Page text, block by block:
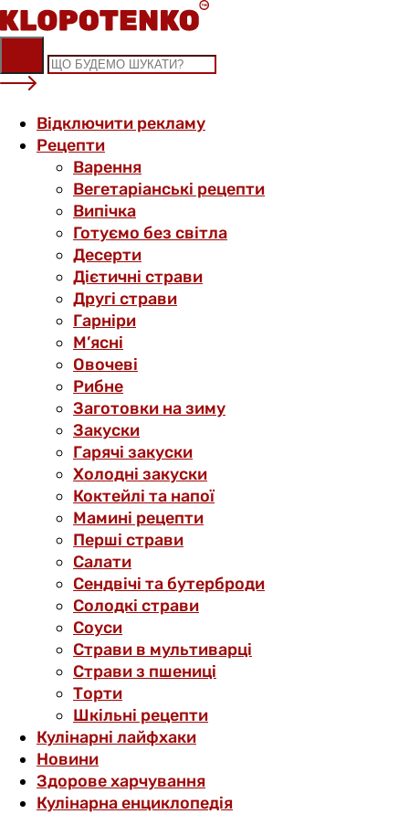
Skip
to
content
Відключити рекламу
Рецепти
Варення
Вегетаріанські рецепти
Випічка
Готуємо без світла
Десерти
Дієтичні страви
Другі страви
Гарніри
М’ясні
Овочеві
Рибне
Заготовки на зиму
Закуски
Гарячі закуски
Холодні закуски
Коктейлі та напої
Мамині рецепти
Перші страви
Салати
Сендвічі та бутерброди
Солодкі страви
Соуси
Страви в мультиварці
Страви з пшениці
Торти
Шкільні рецепти
Кулінарні лайфхаки
Новини
Здорове харчування
Кулінарна енциклопедія